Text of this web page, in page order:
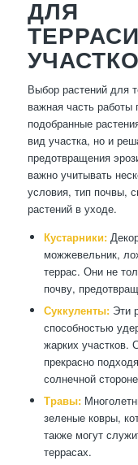
ДЛЯ
Выбор растений для
важная часть
подобранные
вид участка, но и
предотвращения
важно учитывать
условия, тип почвы,
растений в уходе.
Кустарники:
можжевельник,
террас. Они не
почву,
Суккуленты:Эти
способностью
жарких участков.
прекрасно
солнечной
Травы:
зеленые ковры,
также могут
террасах.